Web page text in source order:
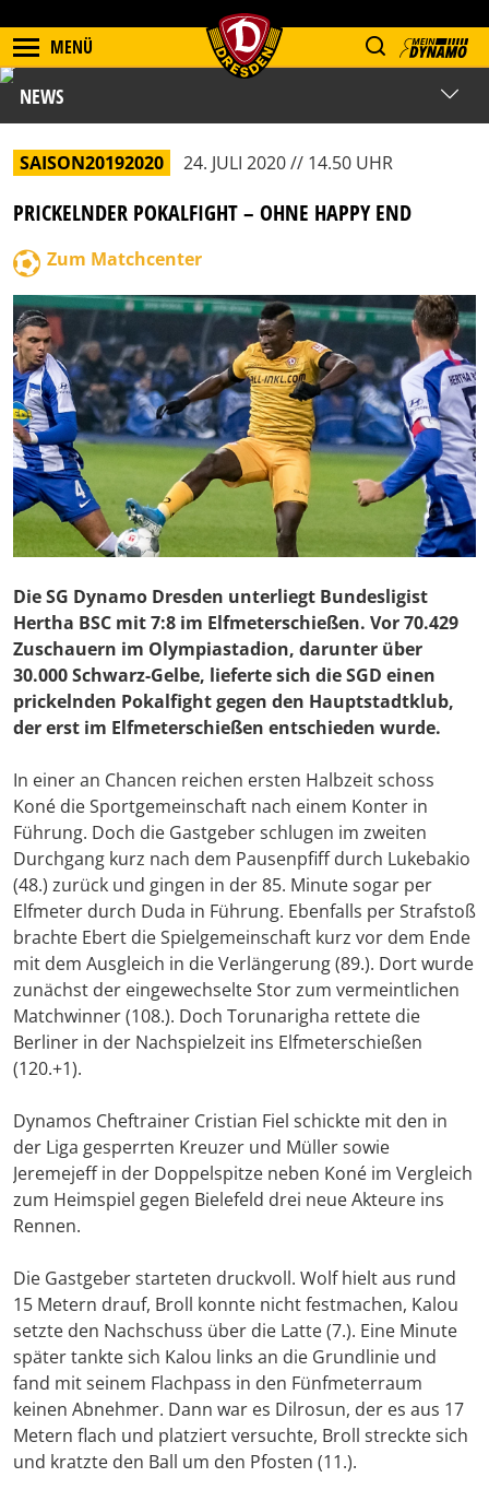
MENÜ
NEWS
SAISON20192020 24. JULI 2020 // 14.50 UHR
PRICKELNDER POKALFIGHT – OHNE HAPPY END
Zum Matchcenter
Die SG Dynamo Dresden unterliegt Bundesligist
Hertha BSC mit 7:8 im Elfmeterschießen. Vor 70.429
Zuschauern im Olympiastadion, darunter über
30.000 Schwarz-Gelbe, lieferte sich die SGD einen
prickelnden Pokalfight gegen den Hauptstadtklub,
der erst im Elfmeterschießen entschieden wurde.
In einer an Chancen reichen ersten Halbzeit schoss
Koné die Sportgemeinschaft nach einem Konter in
Führung. Doch die Gastgeber schlugen im zweiten
Durchgang kurz nach dem Pausenpfiff durch Lukebakio
(48.) zurück und gingen in der 85. Minute sogar per
Elfmeter durch Duda in Führung. Ebenfalls per Strafstoß
brachte Ebert die Spielgemeinschaft kurz vor dem Ende
mit dem Ausgleich in die Verlängerung (89.). Dort wurde
zunächst der eingewechselte Stor zum vermeintlichen
Matchwinner (108.). Doch Torunarigha rettete die
Berliner in der Nachspielzeit ins Elfmeterschießen
(120.+1).
Dynamos Cheftrainer Cristian Fiel schickte mit den in
der Liga gesperrten Kreuzer und Müller sowie
Jeremejeff in der Doppelspitze neben Koné im Vergleich
zum Heimspiel gegen Bielefeld drei neue Akteure ins
Rennen.
Die Gastgeber starteten druckvoll. Wolf hielt aus rund
15 Metern drauf, Broll konnte nicht festmachen, Kalou
setzte den Nachschuss über die Latte (7.). Eine Minute
später tankte sich Kalou links an die Grundlinie und
fand mit seinem Flachpass in den Fünfmeterraum
keinen Abnehmer. Dann war es Dilrosun, der es aus 17
Metern flach und platziert versuchte, Broll streckte sich
und kratzte den Ball um den Pfosten (11.).